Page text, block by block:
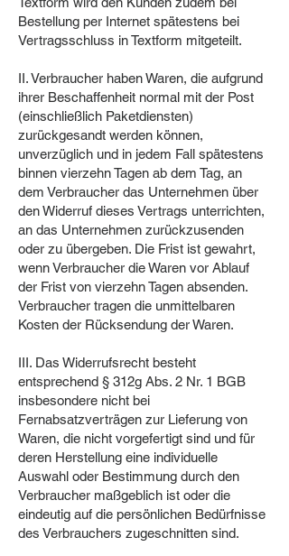
Bestellung per Internet spätestens bei
Vertragsschluss in Textform mitgeteilt.
II. Verbraucher haben Waren, die aufgrund
ihrer Beschaffenheit normal mit der Post
(einschließlich Paketdiensten)
zurückgesandt werden können,
unverzüglich und in jedem Fall spätestens
binnen vierzehn Tagen ab dem Tag, an
dem Verbraucher das Unternehmen über
den Widerruf dieses Vertrags unterrichten,
an das Unternehmen zurückzusenden
oder zu übergeben. Die Frist ist gewahrt,
wenn Verbraucher die Waren vor Ablauf
der Frist von vierzehn Tagen absenden.
Verbraucher tragen die unmittelbaren
Kosten der Rücksendung der Waren.
III. Das Widerrufsrecht besteht
entsprechend § 312g Abs. 2 Nr. 1 BGB
insbesondere nicht bei
Fernabsatzverträgen zur Lieferung von
Waren, die nicht vorgefertigt sind und für
deren Herstellung eine individuelle
Auswahl oder Bestimmung durch den
Verbraucher maßgeblich ist oder die
eindeutig auf die persönlichen Bedürfnisse
des Verbrauchers zugeschnitten sind.